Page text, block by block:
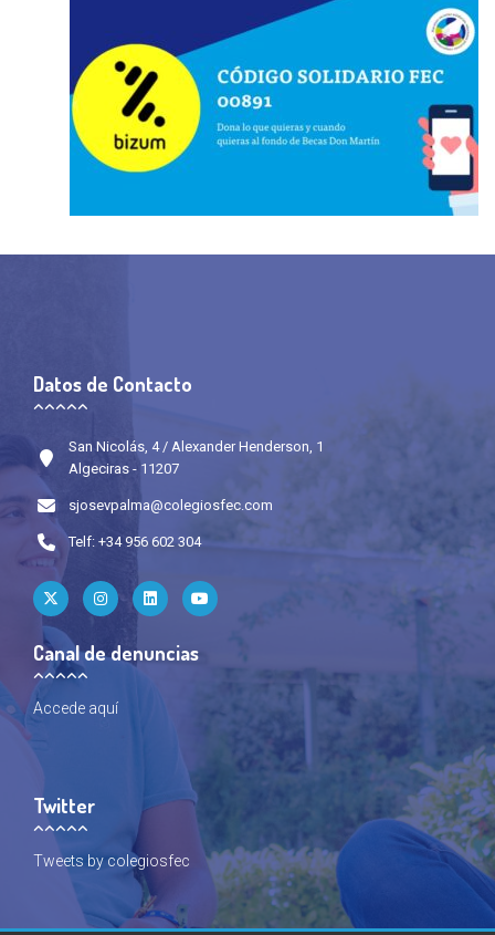
Datos de Contacto
San Nicolás, 4 / Alexander Henderson, 1
Algeciras - 11207
sjosevpalma@colegiosfec.com
Telf: +34 956 602 304
Canal de denuncias
Accede aquí
Twitter
Tweets by colegiosfec